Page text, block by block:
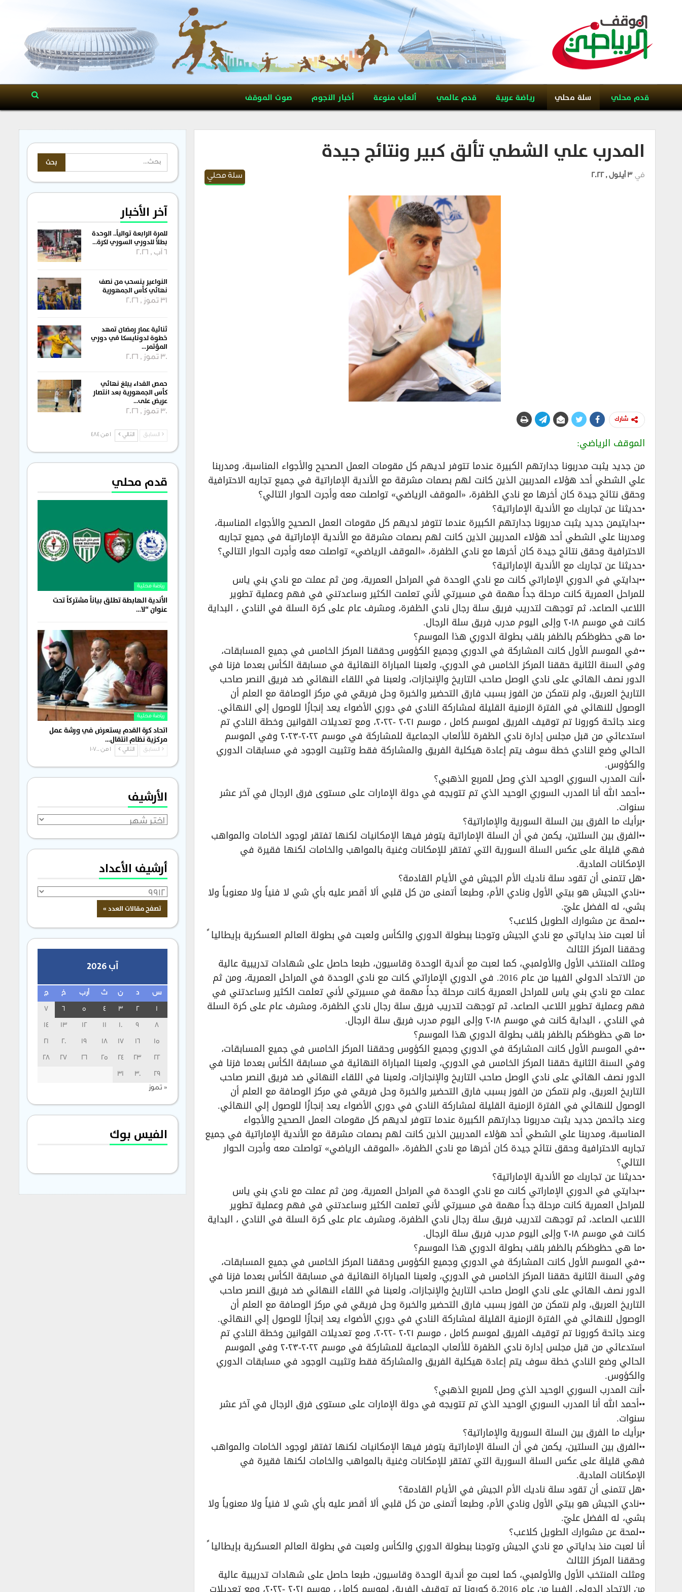
قدم محلي سلة محلي رياضة عربية قدم عالمي ألعاب منوعة أخبار النجوم صوت الموقف
المدرب علي الشطي تألق كبير ونتائج جيدة
سلة محلي في 3 أيلول , 2022
شارك
الموقف الرياضي:
من جديد يثبت مدربونا جدارتهم الكبيرة عندما تتوفر لديهم كل مقومات العمل الصحيح والأجواء المناسبة، ومدربنا
علي الشطي أحد هؤلاء المدربين الذين كانت لهم بصمات مشرقة مع الأندية الإماراتية في جميع تجاربه الاحترافية
وحقق نتائج جيدة كان أخرها مع نادي الظفرة، «الموقف الرياضي» تواصلت معه وأجرت الحوار التالي؟
•حديثنا عن تجاربك مع الأندية الإماراتية؟
••بدايتيمن جديد يثبت مدربونا جدارتهم الكبيرة عندما تتوفر لديهم كل مقومات العمل الصحيح والأجواء المناسبة،
ومدربنا علي الشطي أحد هؤلاء المدربين الذين كانت لهم بصمات مشرقة مع الأندية الإماراتية في جميع تجاربه
الاحترافية وحقق نتائج جيدة كان أخرها مع نادي الظفرة، «الموقف الرياضي» تواصلت معه وأجرت الحوار التالي؟
•حديثنا عن تجاربك مع الأندية الإماراتية؟
••بدايتي في الدوري الإماراتي كانت مع نادي الوحدة في المراحل العمرية، ومن ثم عملت مع نادي بني ياس
للمراحل العمرية كانت مرحلة جداً مهمة في مسيرتي لأني تعلمت الكثير وساعدتني في فهم وعملية تطوير
اللاعب الصاعد، ثم توجهت لتدريب فريق سلة رجال نادي الظفرة، ومشرف عام على كرة السلة في النادي ، البداية
كانت في موسم ٢٠١٨ وإلى اليوم مدرب فريق سلة الرجال.
•ما هي حظوظكم بالظفر بلقب بطولة الدوري هذا الموسم؟
••في الموسم الأول كانت المشاركة في الدوري وجميع الكؤوس وحققنا المركز الخامس في جميع المسابقات،
وفي السنة الثانية حققنا المركز الخامس في الدوري، ولعبنا المباراة النهائية في مسابقة الكأس بعدما فزنا في
الدور نصف الهائي على نادي الوصل صاحب التاريخ والإنجازات، ولعبنا في اللقاء النهائي ضد فريق النصر صاحب
التاريخ العريق، ولم نتمكن من الفوز بسبب فارق التحضير والخبرة وحل فريقي في مركز الوصافة مع العلم أن
الوصول للنهائي في الفترة الزمنية القليلة لمشاركة النادي في دوري الأضواء يعد إنجازًا للوصول إلي النهائي.
وعند جائحة كورونا تم توقيف الفريق لموسم كامل ، موسم ٢٠٢١ -٢٠٢٢، ومع تعديلات القوانين وخطة النادي تم
استدعائي من قبل مجلس إدارة نادي الظفرة للألعاب الجماعية للمشاركة في موسم ٢٠٢٢-٢٠٢٣ وفي الموسم
الحالي وضع النادي خطة سوف يتم إعادة هيكلية الفريق والمشاركة فقط وتثبيت الوجود في مسابقات الدوري
والكؤوس.
•أنت المدرب السوري الوحيد الذي وصل للمربع الذهبي؟
••أحمد الله أنا المدرب السوري الوحيد الذي تم تتويجه في دولة الإمارات على مستوى فرق الرجال في آخر عشر
سنوات.
•برأيك ما الفرق بين السلة السورية والإماراتية؟
••الفرق بين السلتين، يكمن في أن السلة الإماراتية يتوفر فيها الإمكانيات لكنها تفتقر لوجود الخامات والمواهب
فهي قليلة على عكس السلة السورية التي تفتقر للإمكانات وغنية بالمواهب والخامات لكنها فقيرة في
الإمكانات المادية.
•هل تتمنى أن تقود سلة ناديك الأم الجيش في الأيام القادمة؟
••نادي الجيش هو بيتي الأول ونادي الأم، وطبعا أتمنى من كل قلبي ألا أقصر عليه بأي شي لا فنياً ولا معنوياً ولا
بشي، له الفضل عليّ.
••لمحة عن مشوارك الطويل كلاعب؟
أنا لعبت منذ بداياتي مع نادي الجيش وتوجنا ببطولة الدوري والكأس ولعبت في بطولة العالم العسكرية بإيطاليا ً
وحققنا المركز الثالث
ومثلت المنتخب الأول والأولمبي، كما لعبت مع أندية الوحدة وقاسيون، طبعا حاصل على شهادات تدريبية عالية
من الاتحاد الدولي الفيبا من عام 2016. في الدوري الإماراتي كانت مع نادي الوحدة في المراحل العمرية، ومن ثم
عملت مع نادي بني ياس للمراحل العمرية كانت مرحلة جداً مهمة في مسيرتي لأني تعلمت الكثير وساعدتني في
فهم وعملية تطوير اللاعب الصاعد، ثم توجهت لتدريب فريق سلة رجال نادي الظفرة، ومشرف عام على كرة السلة
في النادي ، البداية كانت في موسم ٢٠١٨ وإلى اليوم مدرب فريق سلة الرجال.
•ما هي حظوظكم بالظفر بلقب بطولة الدوري هذا الموسم؟
••في الموسم الأول كانت المشاركة في الدوري وجميع الكؤوس وحققنا المركز الخامس في جميع المسابقات،
وفي السنة الثانية حققنا المركز الخامس في الدوري، ولعبنا المباراة النهائية في مسابقة الكأس بعدما فزنا في
الدور نصف الهائي على نادي الوصل صاحب التاريخ والإنجازات، ولعبنا في اللقاء النهائي ضد فريق النصر صاحب
التاريخ العريق، ولم نتمكن من الفوز بسبب فارق التحضير والخبرة وحل فريقي في مركز الوصافة مع العلم أن
الوصول للنهائي في الفترة الزمنية القليلة لمشاركة النادي في دوري الأضواء يعد إنجازًا للوصول إلي النهائي.
وعند جائحمن جديد يثبت مدربونا جدارتهم الكبيرة عندما تتوفر لديهم كل مقومات العمل الصحيح والأجواء
المناسبة، ومدربنا علي الشطي أحد هؤلاء المدربين الذين كانت لهم بصمات مشرقة مع الأندية الإماراتية في جميع
تجاربه الاحترافية وحقق نتائج جيدة كان أخرها مع نادي الظفرة، «الموقف الرياضي» تواصلت معه وأجرت الحوار
التالي؟
•حديثنا عن تجاربك مع الأندية الإماراتية؟
••بدايتي في الدوري الإماراتي كانت مع نادي الوحدة في المراحل العمرية، ومن ثم عملت مع نادي بني ياس
للمراحل العمرية كانت مرحلة جداً مهمة في مسيرتي لأني تعلمت الكثير وساعدتني في فهم وعملية تطوير
اللاعب الصاعد، ثم توجهت لتدريب فريق سلة رجال نادي الظفرة، ومشرف عام على كرة السلة في النادي ، البداية
كانت في موسم ٢٠١٨ وإلى اليوم مدرب فريق سلة الرجال.
•ما هي حظوظكم بالظفر بلقب بطولة الدوري هذا الموسم؟
••في الموسم الأول كانت المشاركة في الدوري وجميع الكؤوس وحققنا المركز الخامس في جميع المسابقات،
وفي السنة الثانية حققنا المركز الخامس في الدوري، ولعبنا المباراة النهائية في مسابقة الكأس بعدما فزنا في
الدور نصف الهائي على نادي الوصل صاحب التاريخ والإنجازات، ولعبنا في اللقاء النهائي ضد فريق النصر صاحب
التاريخ العريق، ولم نتمكن من الفوز بسبب فارق التحضير والخبرة وحل فريقي في مركز الوصافة مع العلم أن
الوصول للنهائي في الفترة الزمنية القليلة لمشاركة النادي في دوري الأضواء يعد إنجازًا للوصول إلي النهائي.
وعند جائحة كورونا تم توقيف الفريق لموسم كامل ، موسم ٢٠٢١ -٢٠٢٢، ومع تعديلات القوانين وخطة النادي تم
استدعائي من قبل مجلس إدارة نادي الظفرة للألعاب الجماعية للمشاركة في موسم ٢٠٢٢-٢٠٢٣ وفي الموسم
الحالي وضع النادي خطة سوف يتم إعادة هيكلية الفريق والمشاركة فقط وتثبيت الوجود في مسابقات الدوري
والكؤوس.
•أنت المدرب السوري الوحيد الذي وصل للمربع الذهبي؟
••أحمد الله أنا المدرب السوري الوحيد الذي تم تتويجه في دولة الإمارات على مستوى فرق الرجال في آخر عشر
سنوات.
•برأيك ما الفرق بين السلة السورية والإماراتية؟
••الفرق بين السلتين، يكمن في أن السلة الإماراتية يتوفر فيها الإمكانيات لكنها تفتقر لوجود الخامات والمواهب
فهي قليلة على عكس السلة السورية التي تفتقر للإمكانات وغنية بالمواهب والخامات لكنها فقيرة في
الإمكانات المادية.
•هل تتمنى أن تقود سلة ناديك الأم الجيش في الأيام القادمة؟
••نادي الجيش هو بيتي الأول ونادي الأم، وطبعا أتمنى من كل قلبي ألا أقصر عليه بأي شي لا فنياً ولا معنوياً ولا
بشي، له الفضل عليّ.
••لمحة عن مشوارك الطويل كلاعب؟
أنا لعبت منذ بداياتي مع نادي الجيش وتوجنا ببطولة الدوري والكأس ولعبت في بطولة العالم العسكرية بإيطاليا ً
وحققنا المركز الثالث
ومثلت المنتخب الأول والأولمبي، كما لعبت مع أندية الوحدة وقاسيون، طبعا حاصل على شهادات تدريبية عالية
آخر الأخبار
للمرة الرابعة توالياً.. الوحدة
بطلاً للدوري السوري لكرة…
6 آب , 2026
النواعير ينسحب من نصف
نهائي كأس الجمهورية
31 تموز , 2026
ثنائية عمار رمضان تمهد
خطوة لدونايسكا في دوري
المؤتمر…
30 تموز , 2026
حمص الفداء يبلغ نهائي
كأس الجمهورية بعد انتصار
عريض على…
30 تموز , 2026
السابق التالي 1 من 484
قدم محلي
رياضة محلية
الأندية الهابطة تطلق بياناً مشتركاً تحت
عنوان “لا…
رياضة محلية
اتحاد كرة القدم يستعرض في ورشة عمل
مركزية نظام انتقال…
السابق التالي 1 من 1٬700
الأرشيف
الأرشيف
أرشيف الأعداد
آب 2026
س د ن ث أرب خ ج
1
2
3
4
5
6
7
8
9
10
11
12
13
14
15
16
17
18
19
20
21
22
23
24
25
26
27
28
29
30
31
« تموز
الفيس بوك